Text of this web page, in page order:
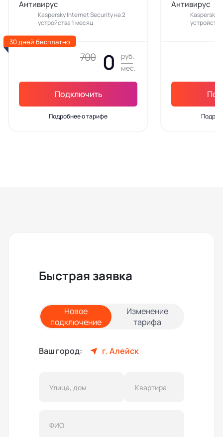
Антивирус
Kaspersky Internet Security на 2
устройства 1 месяц
700 0
руб.
мес.
Подключить
Подробнее о тарифе
30 дней бесплатно
Антивирус
Kaspersky
Быстрая заявка
Новое
подключение
Изменение
тарифа
Ваш город: г. Алейск